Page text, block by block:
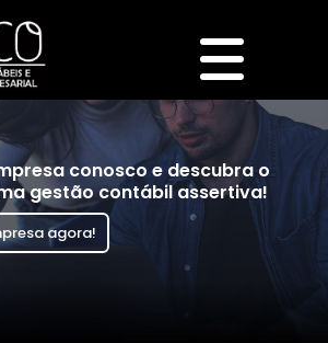
conosco e descubra o
gestão contábil assertiva!
agora!